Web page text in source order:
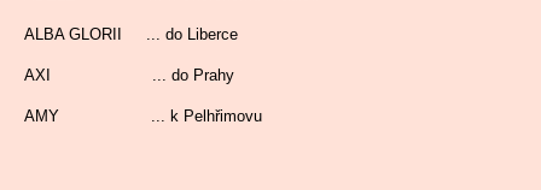
ALBA GLORII ... do Liberce
AXI ... do Prahy
AMY ... k Pelhřimovu